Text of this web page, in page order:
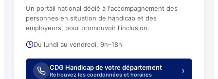
Un portail national dédié à l'accompagnement des
personnes en situation de handicap et des
employeurs, pour promouvoir l'inclusion.
Du lundi au vendredi, 9h–18h
CDG Handicap de votre département
Retrouvez les coordonnées et horaires ›